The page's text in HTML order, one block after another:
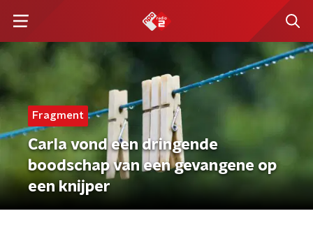
Fragment
Carla vond een dringende
boodschap van een gevangene op
een knijper